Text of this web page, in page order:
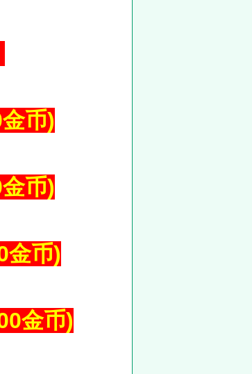
币)
币)
金币)
金币)